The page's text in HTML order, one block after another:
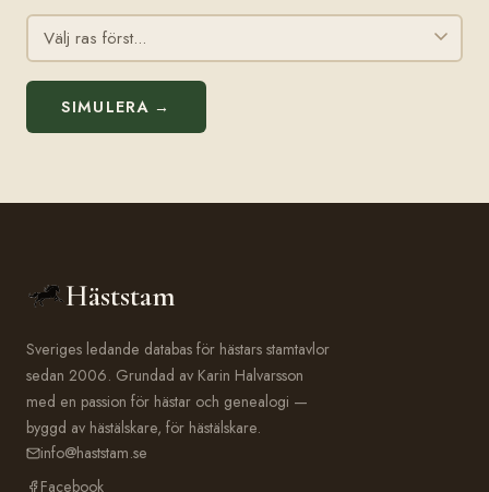
SIMULERA →
Häststam
Sveriges ledande databas för hästars stamtavlor
sedan 2006. Grundad av Karin Halvarsson
med en passion för hästar och genealogi —
byggd av hästälskare, för hästälskare.
info@haststam.se
Facebook